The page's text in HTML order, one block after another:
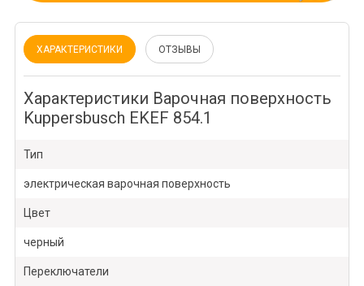
ХАРАКТЕРИСТИКИ ОТЗЫВЫ
Характеристики Варочная поверхность
Kuppersbusch EKEF 854.1
Тип
электрическая варочная поверхность
Цвет
черный
Переключатели